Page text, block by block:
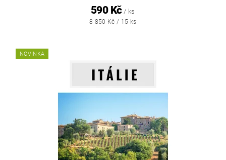
590 Kč / ks
8 850 Kč / 15 ks
NOVINKA